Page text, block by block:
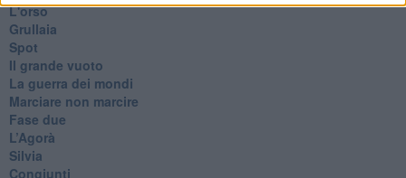
L'orso
Grullaia
Spot
​Il grande vuoto
​La guerra dei mondi
Marciare non marcire
Fase due
L’Agorà
Silvia
Congiunti